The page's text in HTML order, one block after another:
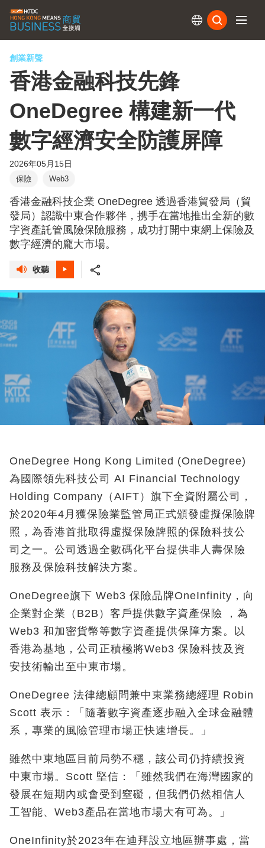
創業新聲
香港金融科技先鋒
OneDegree 構建新一代
數字經濟安全防護屏障
2026年05月15日
保險 Web3
香港金融科技企業 OneDegree 透過香港貿發局（貿
發局）認識中東合作夥伴，携手在當地推出全新的數
字資產託管風險保險服務，成功打開中東網上保險及
數字經濟的龐大市場。
收聽
OneDegree Hong Kong Limited (OneDegree)
為國際領先科技公司 AI Financial Technology
Holding Company（AIFT）旗下全資附屬公司，
於2020年4月獲保險業監管局正式頒發虛擬保險牌
照，為香港首批取得虛擬保險牌照的保險科技公
司之一。公司透過全數碼化平台提供非人壽保險
服務及保險科技解決方案。
OneDegree旗下 Web3 保險品牌OneInfinity，向
企業對企業（B2B）客戶提供數字資產保險 ，為
Web3 和加密貨幣等數字資產提供保障方案。以
香港為基地，公司正積極將Web3 保險科技及資
安技術輸出至中東市場。
OneDegree 法律總顧問兼中東業務總經理 Robin
Scott 表示：「隨著數字資產逐步融入全球金融體
系，專業的風險管理市場正快速增長。」
雖然中東地區目前局勢不穩，該公司仍持續投資
中東市場。Scott 堅信：「雖然我們在海灣國家的
發展在短期內或會受到窒礙，但我們仍然相信人
工智能、Web3產品在當地市場大有可為。」
OneInfinity於2023年在迪拜設立地區辦事處，當